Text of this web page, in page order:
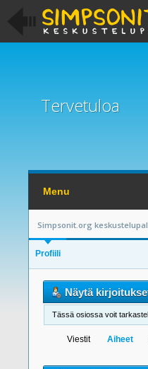
Tervetuloa
Menu
Simpsonit.org
Profiili
Näytä
Tässä osiossa voit
Viestit Aiheet